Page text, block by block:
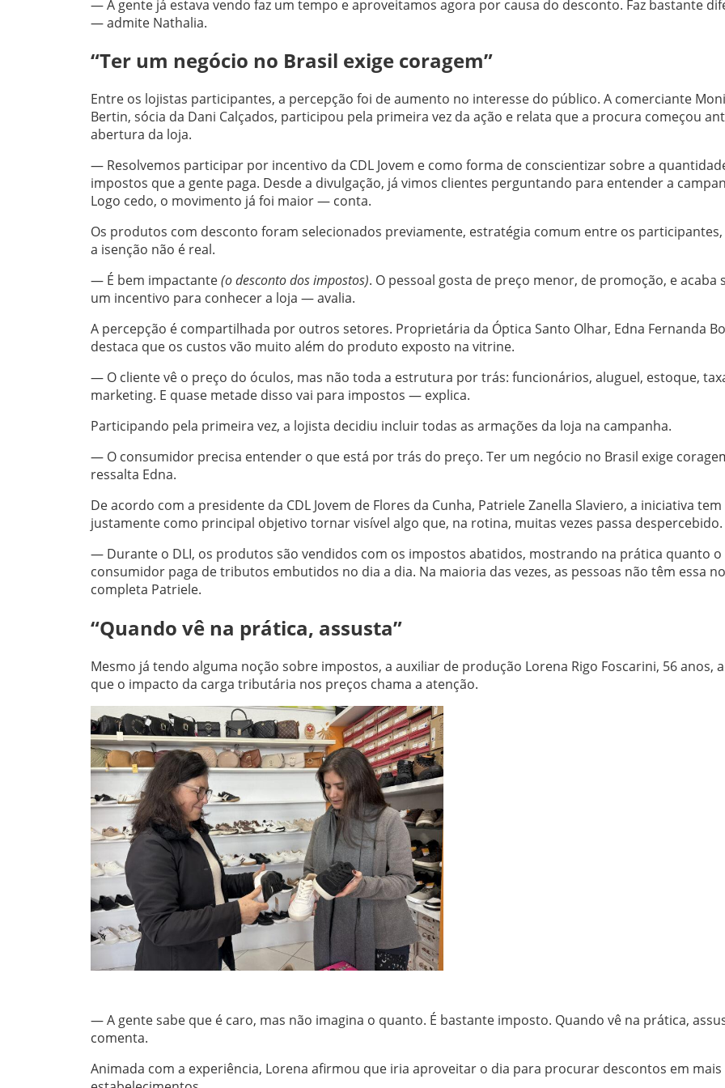
— A gente já estava vendo faz um tempo e aproveitamos agora por causa do desconto. Faz bastante
— admite Nathalia.
“Ter um negócio no Brasil exige coragem”
Entre os lojistas participantes, a percepção foi de aumento no interesse do público. A comerciante
Bertin, sócia da Dani Calçados, participou pela primeira vez da ação e relata que a procura começou
abertura da loja.
— Resolvemos participar por incentivo da CDL Jovem e como forma de conscientizar sobre a
impostos que a gente paga. Desde a divulgação, já vimos clientes perguntando para entender a
Logo cedo, o movimento já foi maior — conta.
Os produtos com desconto foram selecionados previamente, estratégia comum entre os
a isenção não é real.
— É bem impactante(o desconto dos impostos). O pessoal gosta de preço menor, de promoção, e acaba
um incentivo para conhecer a loja — avalia.
A percepção é compartilhada por outros setores. Proprietária da Óptica Santo Olhar, Edna Fernanda
destaca que os custos vão muito além do produto exposto na vitrine.
— O cliente vê o preço do óculos, mas não toda a estrutura por trás: funcionários, aluguel, estoque,
marketing. E quase metade disso vai para impostos — explica.
Participando pela primeira vez, a lojista decidiu incluir todas as armações da loja na campanha.
— O consumidor precisa entender o que está por trás do preço. Ter um negócio no Brasil exige
ressalta Edna.
De acordo com a presidente da CDL Jovem de Flores da Cunha, Patriele Zanella Slaviero, a iniciativa tem
justamente como principal objetivo tornar visível algo que, na rotina, muitas vezes passa despercebido.
— Durante o DLI, os produtos são vendidos com os impostos abatidos, mostrando na prática quanto o
consumidor paga de tributos embutidos no dia a dia. Na maioria das vezes, as pessoas não têm essa
completa Patriele.
“Quando vê na prática, assusta”
Mesmo já tendo alguma noção sobre impostos, a auxiliar de produção Lorena Rigo Foscarini, 56 anos,
que o impacto da carga tributária nos preços chama a atenção.
— A gente sabe que é caro, mas não imagina o quanto. É bastante imposto. Quando vê na prática,
comenta.
Animada com a experiência, Lorena afirmou que iria aproveitar o dia para procurar descontos em mais